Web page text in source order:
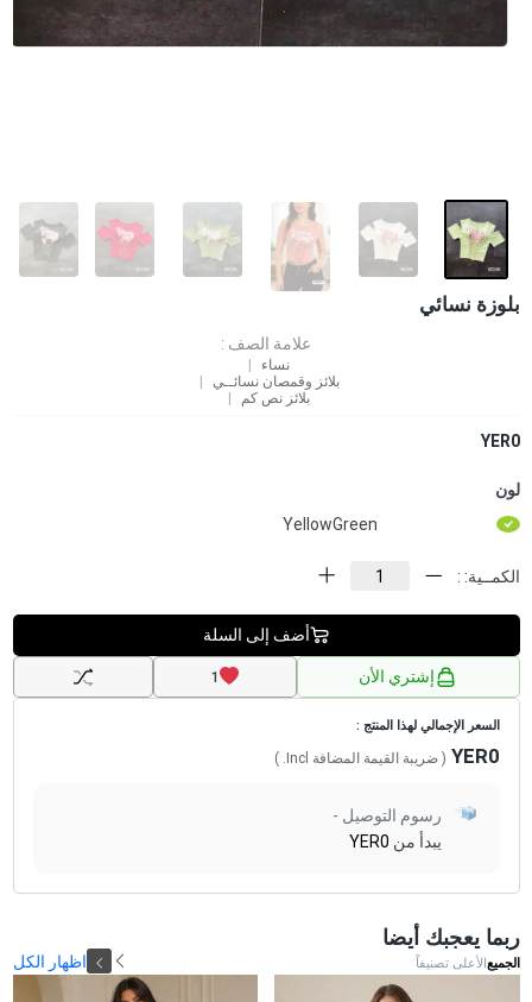
بلوزة نسائي
علامة الصف :
نساء
بلائز وقمصان نسائــي
بلائز نص كم
YER0
لون
YellowGreen
الكمــية: :
أضف إلى السلة
إشتري الأن 1
السعر الإجمالي لهذا المنتج :
YER0 ( ضريبة القيمة المضافة Incl.
)
رسوم التوصيل -
يبدأ من YER0
ربما يعجبك أيضا
الجميعالأعلى تصنيفاً اظهار الكل